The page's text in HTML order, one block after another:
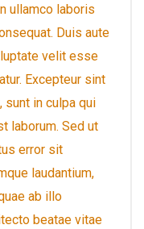
ullamco laboris
Duis aute
velit esse
Excepteur sint
sunt in culpa qui
laborum. Sed ut
error sit
laudantium,
ab illo
beatae vitae